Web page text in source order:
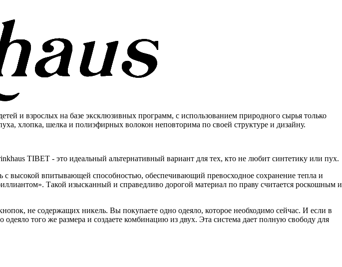
и взрослых на базе эксклюзивных программ, с использованием природного сырья только
хлопка, шелка и полиэфирных волокон неповторима по своей структуре и дизайну.
TIBET - это идеальный альтернативный вариант для тех, кто не любит синтетику или пух.
высокой впитывающей способностью, обеспечивающий превосходное сохранение тепла и
Такой изысканный и справедливо дорогой материал по праву считается роскошным и
не содержащих никель. Вы покупаете одно одеяло, которое необходимо сейчас. И если в
того же размера и создаете комбинацию из двух. Эта система дает полную свободу для